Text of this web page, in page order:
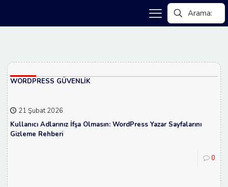
WORDPRESS GÜVENLIK
21 Şubat 2026
Kullanıcı Adlarınız İfşa Olmasın: WordPress Yazar Sayfalarını
Gizleme Rehberi
0